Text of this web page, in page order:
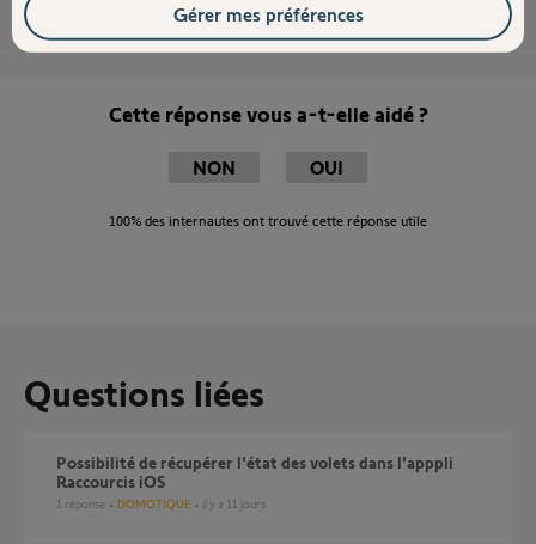
Cette réponse vous a-t-elle aidé ?
NON OUI
100% des internautes ont trouvé cette réponse utile
Questions liées
Possibilité de récupérer l'état des volets dans l'apppli
Raccourcis iOS
1 réponse DOMOTIQUE il y a 11 jours
Gérer mes préférences